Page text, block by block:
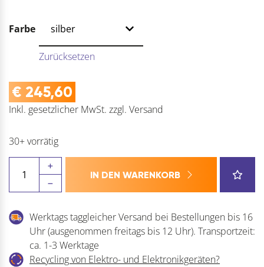
Farbe
Zurücksetzen
€ 245,60
Inkl. gesetzlicher MwSt. zzgl. Versand
30+ vorrätig
Türschließer
TS
ECline
Menge
IN DEN WARENKORB
Werktags taggleicher Versand bei Bestellungen bis 16
Uhr (ausgenommen freitags bis 12 Uhr). Transportzeit:
ca. 1-3 Werktage
Recycling von Elektro- und Elektronikgeräten?